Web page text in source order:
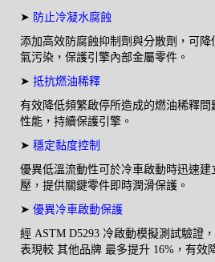
➤ 防止冷凝水腐蝕
添加高效防腐蝕抑制劑與分散劑，可
氣污染，保護引擎內部金屬零件。
➤ 抵抗燃油稀釋
有效降低頻繁啟停所造成的燃油稀釋
性能，持續保護引擎。
➤ 穩定黏度控制
優異低溫流動性可於冷車啟動時迅速建
壓，提供關鍵零件即時潤滑保護。
➤ 優異冷車啟動保護
經 ASTM D5293 冷啟動模擬測試驗證
表現較 其他品牌 最多提升 16%，有效